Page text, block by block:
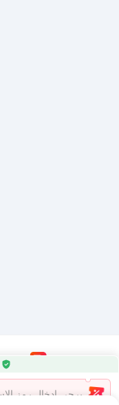
استخدم تطبيق BuffBuff لتحديث تطبيقات Android تلقائيًا